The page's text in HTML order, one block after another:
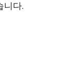
니다.